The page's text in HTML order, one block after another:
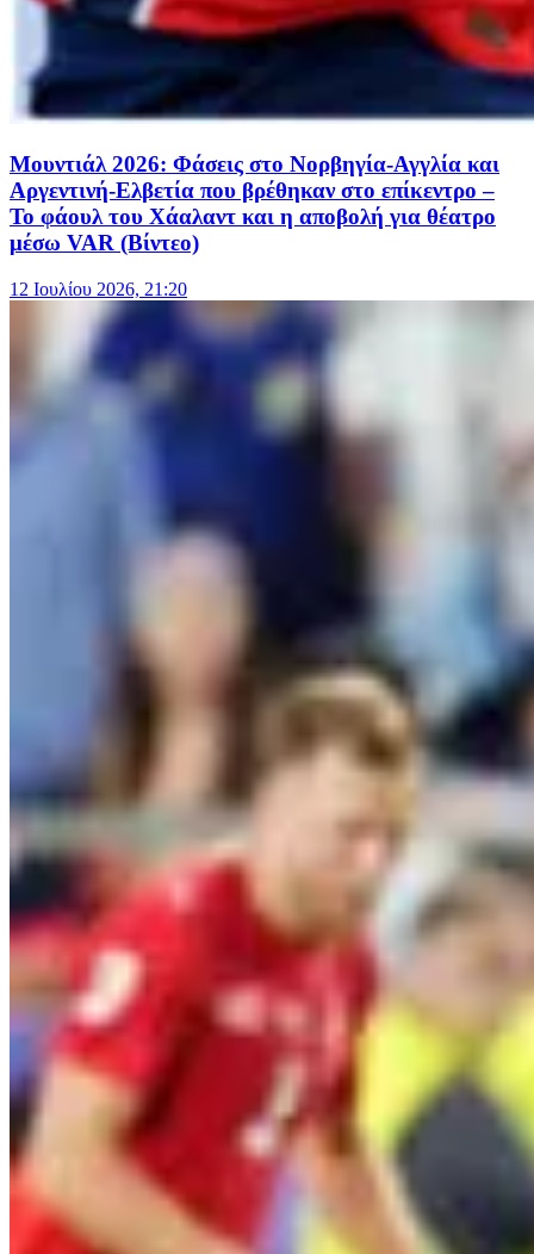
Μουντιάλ 2026: Φάσεις στο Νορβηγία-Αγγλία και
Αργεντινή-Ελβετία που βρέθηκαν στο επίκεντρο –
Το φάουλ του Χάαλαντ και η αποβολή για θέατρο
μέσω VAR (Βίντεο)
12 Ιουλίου 2026, 21:20